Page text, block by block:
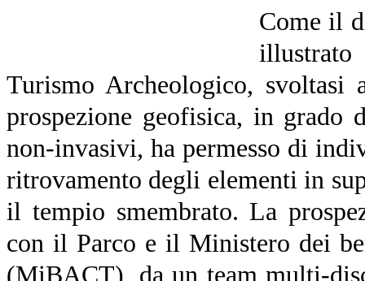
Come il
Turismo Archeologico, svoltasi
prospezione geofisica, in grado
non-invasivi, ha permesso di
ritrovamento degli elementi in
il tempio smembrato. La
con il Parco e il Ministero dei
(MiBACT), da un team multi-